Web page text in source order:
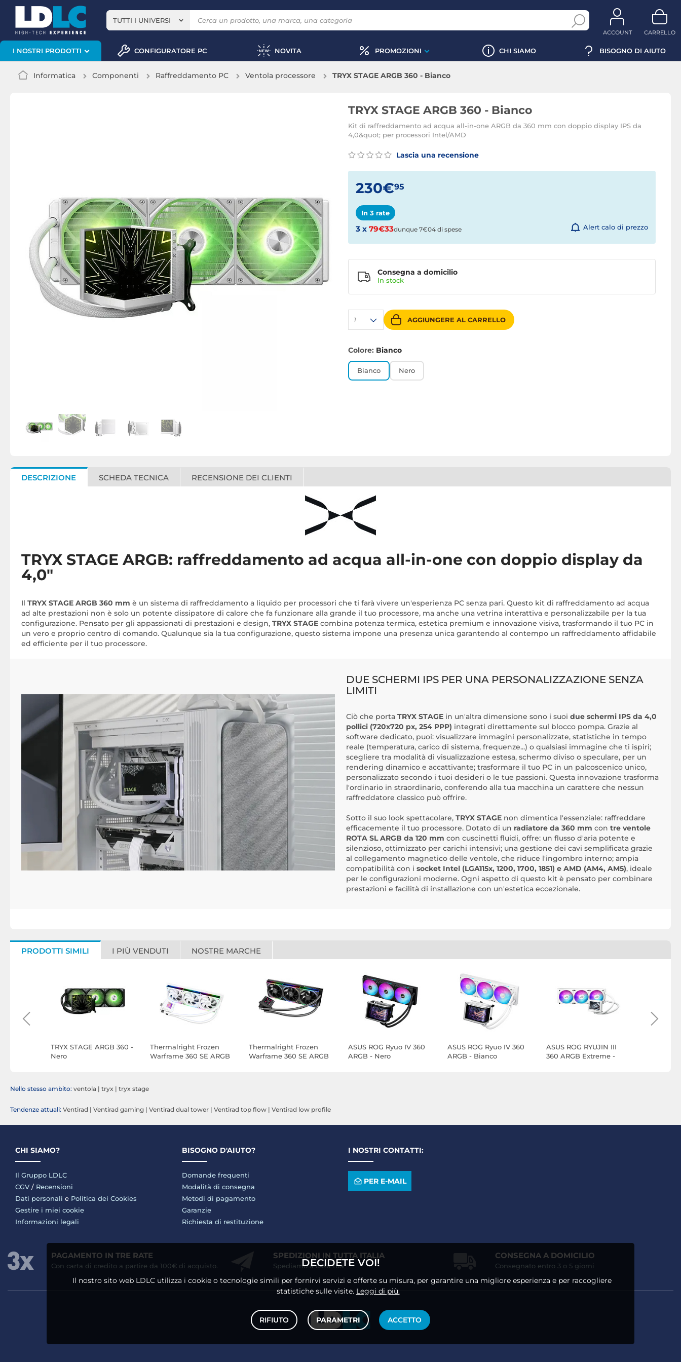
TUTTI I UNIVERSI
ACCOUNT CARRELLO
I NOSTRI PRODOTTI CONFIGURATORE PC NOVITA PROMOZIONI CHI SIAMO BISOGNO DI AIUTO
Informatica Componenti Raffreddamento PC Ventola processore TRYX STAGE ARGB 360 - Bianco
TRYX STAGE ARGB 360 - Bianco
Kit di raffreddamento ad acqua all-in-one ARGB da 360 mm con doppio display IPS da
4,0&quot; per processori Intel/AMD
Lascia una recensione
230€95
In 3 rate
3 x 79€33dunque 7€04 di spese Alert calo di prezzo
1 AGGIUNGERE AL CARRELLO
Consegna a domicilio
In stock
Colore: Bianco
Bianco Nero
DESCRIZIONE SCHEDA TECNICA RECENSIONE DEI CLIENTI
TRYX STAGE ARGB: raffreddamento ad acqua all-in-one con doppio display da
4,0"
Il TRYX STAGE ARGB 360 mm è un sistema di raffreddamento a liquido per processori che ti farà vivere un'esperienza PC senza pari. Questo kit di raffreddamento ad acqua
ad alte prestazioni non è solo un potente dissipatore di calore che fa funzionare alla grande il tuo processore, ma anche una vetrina interattiva e personalizzabile per la tua
configurazione. Pensato per gli appassionati di prestazioni e design, TRYX STAGE combina potenza termica, estetica premium e innovazione visiva, trasformando il tuo PC in
un vero e proprio centro di comando. Qualunque sia la tua configurazione, questo sistema impone una presenza unica garantendo al contempo un raffreddamento affidabile
ed efficiente per il tuo processore.
DUE SCHERMI IPS PER UNA PERSONALIZZAZIONE SENZA
LIMITI
Ciò che porta TRYX STAGE in un'altra dimensione sono i suoi due schermi IPS da 4,0
pollici (720x720 px, 254 PPP) integrati direttamente sul blocco pompa. Grazie al
software dedicato, puoi: visualizzare immagini personalizzate, statistiche in tempo
reale (temperatura, carico di sistema, frequenze...) o qualsiasi immagine che ti ispiri;
scegliere tra modalità di visualizzazione estesa, schermo diviso o speculare, per un
rendering dinamico e accattivante; trasformare il tuo PC in un palcoscenico unico,
personalizzato secondo i tuoi desideri o le tue passioni. Questa innovazione trasforma
l'ordinario in straordinario, conferendo alla tua macchina un carattere che nessun
raffreddatore classico può offrire.
Sotto il suo look spettacolare, TRYX STAGE non dimentica l'essenziale: raffreddare
efficacemente il tuo processore. Dotato di un radiatore da 360 mm con tre ventole
ROTA SL ARGB da 120 mm con cuscinetti fluidi, offre: un flusso d'aria potente e
silenzioso, ottimizzato per carichi intensivi; una gestione dei cavi semplificata grazie
al collegamento magnetico delle ventole, che riduce l'ingombro interno; ampia
compatibilità con i socket Intel (LGA115x, 1200, 1700, 1851) e AMD (AM4, AM5), ideale
per le configurazioni moderne. Ogni aspetto di questo kit è pensato per combinare
prestazioni e facilità di installazione con un'estetica eccezionale.
PRODOTTI SIMILI I PIÙ VENDUTI NOSTRE MARCHE
TRYX STAGE ARGB 360 -
Nero
Thermalright Frozen
Warframe 360 SE ARGB
Thermalright Frozen
Warframe 360 SE ARGB
ASUS ROG Ryuo IV 360
ARGB - Nero
ASUS ROG Ryuo IV 360
ARGB - Bianco
ASUS ROG RYUJIN III
360 ARGB Extreme -
Nello stesso ambito: ventola | tryx | tryx stage
Tendenze attuali: Ventirad | Ventirad gaming | Ventirad dual tower | Ventirad top flow | Ventirad low profile
CHI SIAMO?
Il Gruppo LDLC
CGV / Recensioni
Dati personali e Politica dei Cookies
Gestire i miei cookie
Informazioni legali
BISOGNO D'AIUTO?
Domande frequenti
Modalità di consegna
Metodi di pagamento
Garanzie
Richiesta di restituzione
I NOSTRI CONTATTI:
PER E-MAIL
PAGAMENTO IN TRE RATE
Con carta di credito a partire da 100€ di acquisto.
SPEDIZIONI IN TUTTA ITALIA
Spediamo a casa tua
CONSEGNA A DOMICILIO
Consegnato entro 3 o 5 giorni
DECIDETE VOI!
Il nostro sito web LDLC utilizza i cookie o tecnologie simili per fornirvi servizi e offerte su misura, per garantire una migliore esperienza e per raccogliere
statistiche sulle visite. Leggi di più.
RIFIUTO PARAMETRI ACCETTO